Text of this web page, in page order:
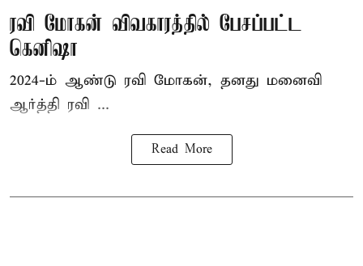
ரவி மோகன் விவகாரத்தில் பேசப்பட்ட
கெனிஷா
2024-ம் ஆண்டு ரவி மோகன், தனது மனைவி
ஆர்த்தி ரவி ...
Read More